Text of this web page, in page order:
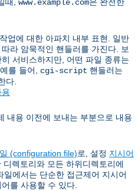
www.example.com
업에 대한 아파치 내부 표현. 일반
라 암묵적인 핸들러를 가진다. 보
서비스하지만, 어떤 파일 종류는
를 들어, cgi-script 핸들러는
다.
내용 이전에 보내는 부분으로 내용
(configuration file)로, 설정 지시어
디렉토리와 모든 하위디렉토리에
에서는 단순한 접근제어 지시어
를 사용할 수 있다.